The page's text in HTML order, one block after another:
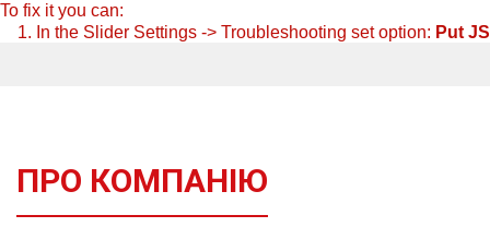
To fix it you can:
1. In the Slider Settings -> Troubleshooting set option: Put JS
ПРО КОМПАНІЮ